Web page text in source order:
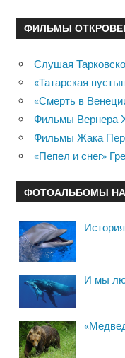
ФИЛЬМЫ
Слушая
«Татарская
«Смерть в
Фильмы Вернера
Фильмы Жака
«Пепел и снег»
ФОТОАЛЬБОМЫ
И мы